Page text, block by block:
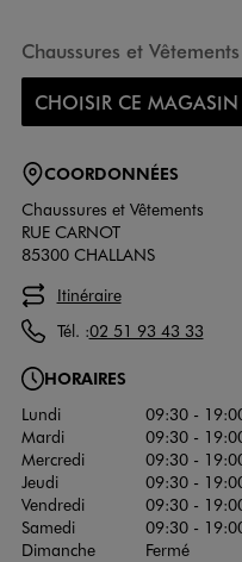
Chaussures et Vêtements
CHOISIR CE MAGASIN
COORDONNÉES
Chaussures et Vêtements
RUE CARNOT
85300 CHALLANS
Itinéraire
Tél. :02 51 93 43 33
HORAIRES
Lundi
09:30 -
Mardi
09:30 -
Mercredi
09:30 -
Jeudi
09:30 -
Vendredi
09:30 -
Samedi
09:30 -
Dimanche
Fermé